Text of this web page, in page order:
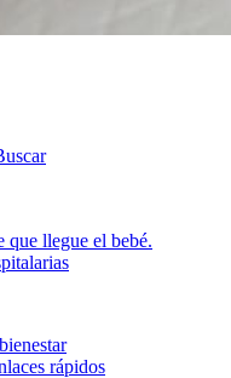
que llegue el bebé.
rápidos